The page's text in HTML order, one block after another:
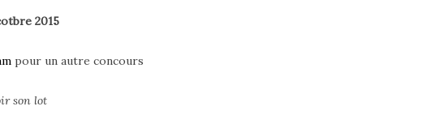
2015
pour un autre concours
son lot